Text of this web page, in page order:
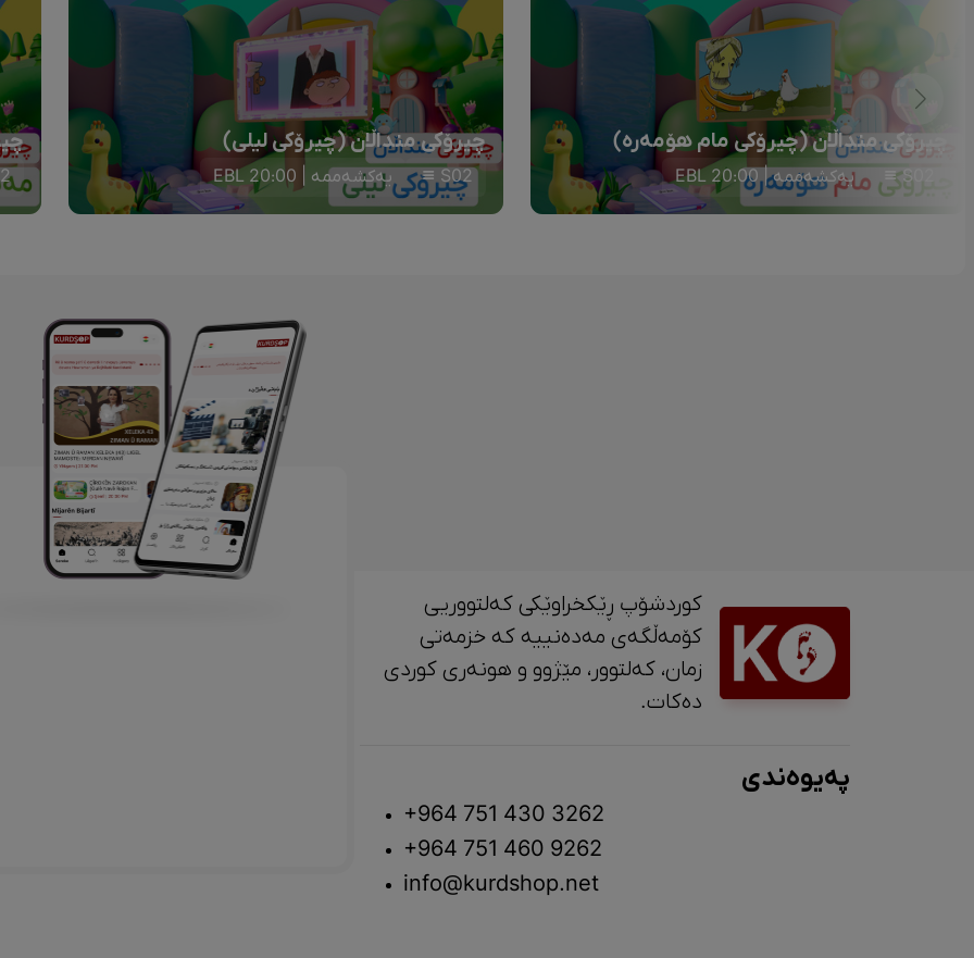
چیرۆکی منداڵان (چیرۆکی مام هۆمەرە)
S02 یەکشەممە | 20:00 EBL
چیرۆکی منداڵان (چیرۆکی لیلی)
S02 یەکشەممە | 20:00 EBL
کوردشۆپ ڕێکخراوێکی کەلتووریی
کۆمەڵگەی مەدەنییە کە خزمەتی
زمان، کەلتوور، مێژوو و ‎هونەری کوردی
دەکات.
پەیوەندی
+964 751 430 3262
+964 751 460 9262
info@kurdshop.net